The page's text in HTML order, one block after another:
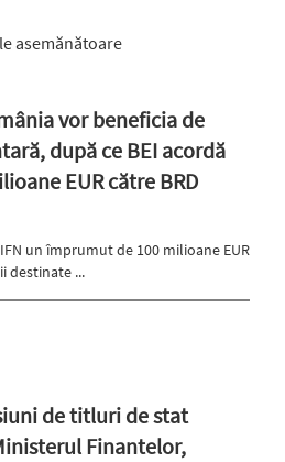
asemănătoare
vor beneficia de
după ce BEI acordă
EUR către BRD
un împrumut de 100 milioane EUR
destinate ...
de titluri de stat
Finantelor,